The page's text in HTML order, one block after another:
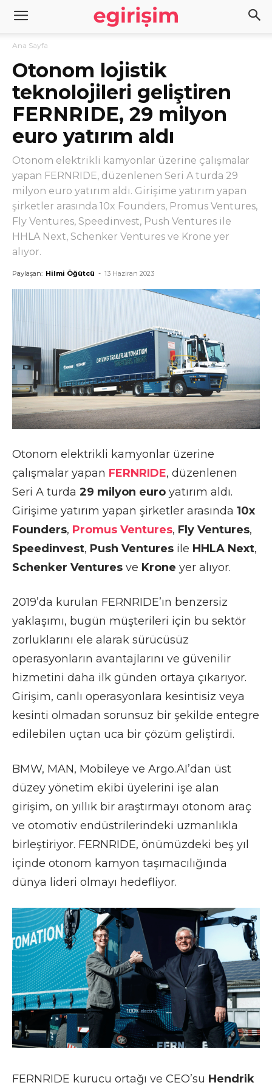
Ana Sayfa
Otonom lojistik
teknolojileri geliştiren
FERNRIDE, 29 milyon
euro yatırım aldı
Otonom elektrikli kamyonlar üzerine çalışmalar
yapan FERNRIDE, düzenlenen Seri A turda 29
milyon euro yatırım aldı. Girişime yatırım yapan
şirketler arasında 10x Founders, Promus Ventures,
Fly Ventures, Speedinvest, Push Ventures ile
HHLA Next, Schenker Ventures ve Krone yer
alıyor.
Paylaşan: Hilmi Öğütcü - 13 Haziran 2023
Otonom elektrikli kamyonlar üzerine
çalışmalar yapan FERNRIDE, düzenlenen
Seri A turda 29 milyon euro yatırım aldı.
Girişime yatırım yapan şirketler arasında 10x
Founders, Promus Ventures, Fly Ventures,
Speedinvest, Push Ventures ile HHLA Next,
Schenker Ventures ve Krone yer alıyor.
2019’da kurulan FERNRIDE’ın benzersiz
yaklaşımı, bugün müşterileri için bu sektör
zorluklarını ele alarak sürücüsüz
operasyonların avantajlarını ve güvenilir
hizmetini daha ilk günden ortaya çıkarıyor.
Girişim, canlı operasyonlara kesintisiz veya
kesinti olmadan sorunsuz bir şekilde entegre
edilebilen uçtan uca bir çözüm geliştirdi.
BMW, MAN, Mobileye ve Argo.AI’dan üst
düzey yönetim ekibi üyelerini işe alan
girişim, on yıllık bir araştırmayı otonom araç
ve otomotiv endüstrilerindeki uzmanlıkla
birleştiriyor. FERNRIDE, önümüzdeki beş yıl
içinde otonom kamyon taşımacılığında
dünya lideri olmayı hedefliyor.
FERNRIDE kurucu ortağı ve CEO’su Hendrik